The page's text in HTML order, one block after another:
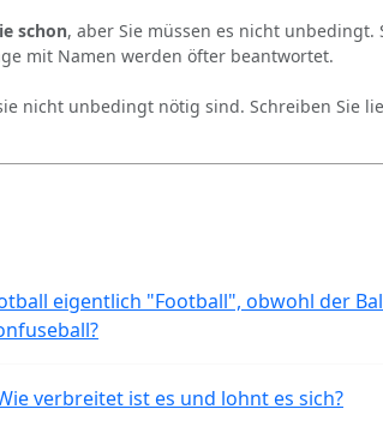
schon, aber Sie müssen es nicht unbedingt.
mit Namen werden öfter beantwortet.
nicht unbedingt nötig sind. Schreiben Sie
eigentlich "Football", obwohl der
verbreitet ist es und lohnt es sich?